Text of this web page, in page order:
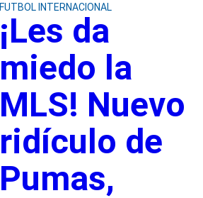
FUTBOL INTERNACIONAL
¡Les da
miedo la
MLS! Nuevo
ridículo de
Pumas,